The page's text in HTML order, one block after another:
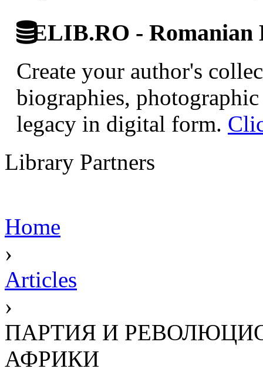
ELIB.RO -
Create your author's
biographies,
legacy in digital form.
Library Partners
Home
›
Articles
›
ПАРТИЯ И
АФРИКИ